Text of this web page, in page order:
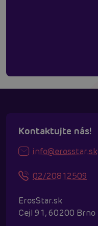
Kontaktujte nás!
info@erosstar.sk
02/20812509
ErosStar.sk
Cejl 91, 60200 Brno